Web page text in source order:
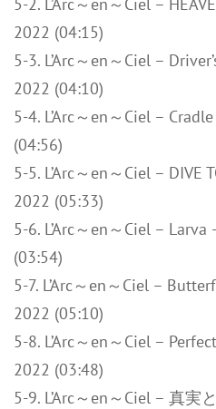
2022 (04:15)
5-3. L’Arc～en～Ciel –
2022 (04:10)
5-4. L’Arc～en～Ciel –
(04:56)
5-5. L’Arc～en～Ciel – DIVE
2022 (05:33)
5-6. L’Arc～en～Ciel –
(03:54)
5-7. L’Arc～en～Ciel –
2022 (05:10)
5-8. L’Arc～en～Ciel –
2022 (03:48)
5-9. L’Arc～en～Ciel – 真実